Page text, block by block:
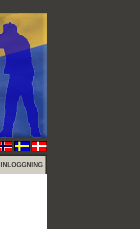
INLOGGNING